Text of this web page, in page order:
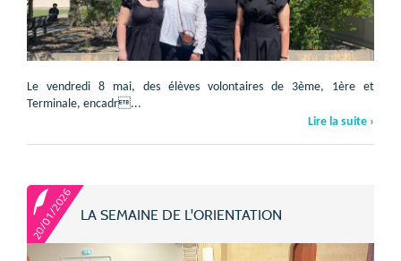
Le vendredi 8 mai, des élèves volontaires de 3ème, 1ère et
Terminale, encadr...
Lire la suite ›
20/01/2026 LA SEMAINE DE L'ORIENTATION